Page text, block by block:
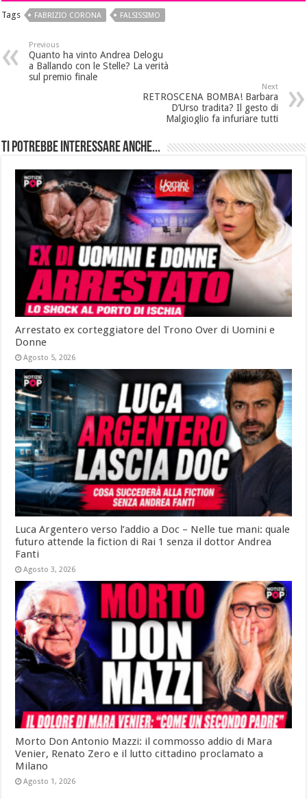
Tags FABRIZIO CORONA FALSISSIMO
Previous
Quanto ha vinto Andrea Delogu
a Ballando con le Stelle? La verità
sul premio finale
Next
RETROSCENA BOMBA! Barbara
D’Urso tradita? Il gesto di
Malgioglio fa infuriare tutti
Ti potrebbe interessare anche...
Arrestato ex corteggiatore del Trono Over di Uomini e
Donne
Agosto 5, 2026
Luca Argentero verso l’addio a Doc – Nelle tue mani: quale
futuro attende la fiction di Rai 1 senza il dottor Andrea
Fanti
Agosto 3, 2026
Morto Don Antonio Mazzi: il commosso addio di Mara
Venier, Renato Zero e il lutto cittadino proclamato a
Milano
Agosto 1, 2026